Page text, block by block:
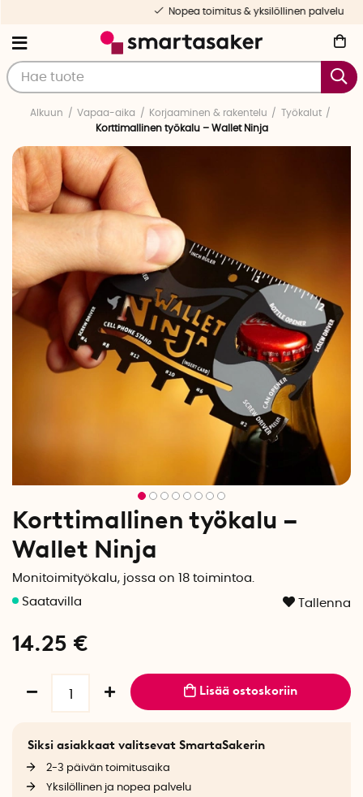
Nopea toimitus & yksilöllinen palvelu
Alkuun Vapaa-aika Korjaaminen & rakentelu
Työkalut
Korttimallinen työkalu – Wallet Ninja
Korttimallinen työkalu –
Wallet Ninja
Monitoimityökalu, jossa on 18 toimintoa.
Tallenna
14.25 €
Lisää ostoskoriin
Siksi asiakkaat valitsevat SmartaSakerin
2-3 päivän toimitusaika
Yksilöllinen ja nopea palvelu